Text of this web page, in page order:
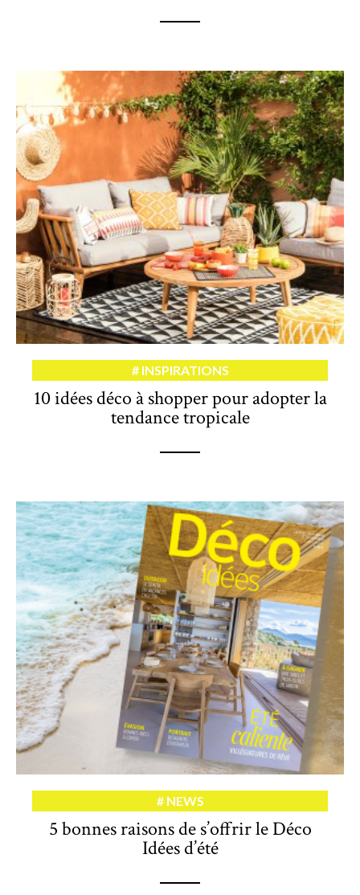
INSPIRATIONS
10 idées déco à shopper pour adopter la
tendance tropicale
NEWS
5 bonnes raisons de s’offrir le Déco
Idées d’été